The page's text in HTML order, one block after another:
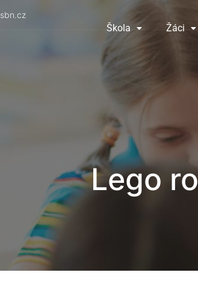
Škola Žáci
Lego